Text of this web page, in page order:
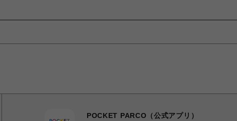
POCKET PARCO（公式アプリ）